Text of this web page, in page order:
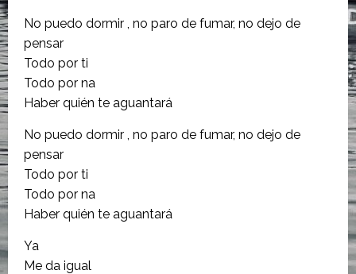
No puedo dormir , no paro de fumar, no dejo de
pensar
Todo por ti
Todo por na
Haber quién te aguantará
No puedo dormir , no paro de fumar, no dejo de
pensar
Todo por ti
Todo por na
Haber quién te aguantará
Ya
Me da igual